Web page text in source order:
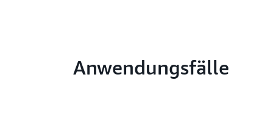
Anwendungsfälle